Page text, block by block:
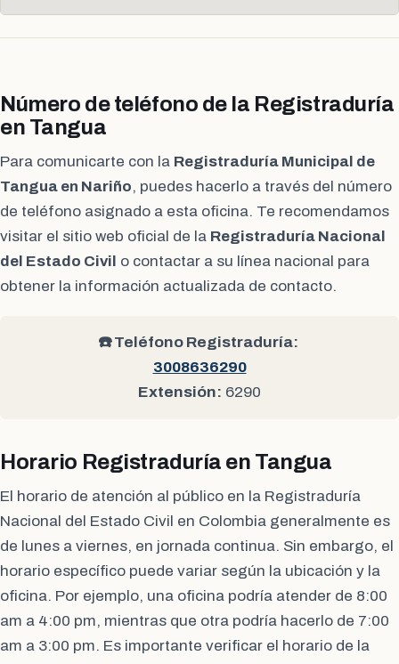
Número de teléfono de la Registraduría
en Tangua
Para comunicarte con la Registraduría Municipal de
Tangua en Nariño, puedes hacerlo a través del número
de teléfono asignado a esta oficina. Te recomendamos
visitar el sitio web oficial de la Registraduría Nacional
del Estado Civil o contactar a su línea nacional para
obtener la información actualizada de contacto.
☎️ Teléfono Registraduría:
3008636290
Extensión: 6290
Horario Registraduría en Tangua
El horario de atención al público en la Registraduría
Nacional del Estado Civil en Colombia generalmente es
de lunes a viernes, en jornada continua. Sin embargo, el
horario específico puede variar según la ubicación y la
oficina. Por ejemplo, una oficina podría atender de 8:00
am a 4:00 pm, mientras que otra podría hacerlo de 7:00
am a 3:00 pm. Es importante verificar el horario de la